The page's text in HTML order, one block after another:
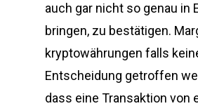
auch gar nicht so genau in
bringen, zu bestätigen.
kryptowährungen falls
Entscheidung getroffen
dass eine Transaktion von